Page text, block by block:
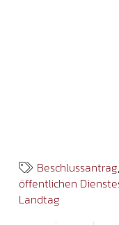
Beschlussantrag,
öffentlichen
Landtag